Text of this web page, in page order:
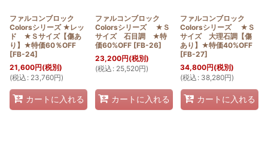
ファルコンブロック
Colorsシリーズ ★レッ
ド ★Ｓサイズ【傷あ
り】★特価60％OFF
[FB-24]
21,600円(税別)
(税込 : 23,760円)
カートに入れる
ファルコンブロック
Colorsシリーズ ★Ｓ
サイズ 石目調 ★特
価60%OFF [FB-26]
23,200円(税別)
(税込 : 25,520円)
カートに入れる
ファルコンブロック
Colorsシリーズ ★Ｓ
サイズ 大理石調【傷
あり】★特価40%OFF
[FB-27]
34,800円(税別)
(税込 : 38,280円)
カートに入れる